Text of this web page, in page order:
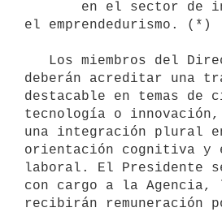
el emprendedurismo. (*)
deberán acreditar una
destacable en temas de
tecnología o innovación,
una integración plural
orientación cognitiva y
laboral. El Presidente
con cargo a la Agencia,
recibirán remuneración